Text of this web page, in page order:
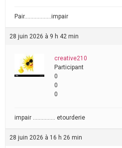
Pair………………impair
28 juin 2026 à 9 h 42 min
creative210
Participant
0
0
0
impair …………… etourderie
28 juin 2026 à 16 h 26 min